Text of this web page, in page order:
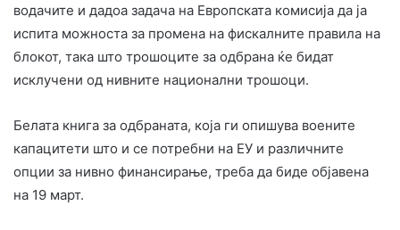
водачите и дадоа задача на Европската комисија да ја
испита можноста за промена на фискалните правила на
блокот, така што трошоците за одбрана ќе бидат
исклучени од нивните национални трошоци.
Белата книга за одбраната, која ги опишува воените
капацитети што и се потребни на ЕУ и различните
опции за нивно финансирање, треба да биде објавена
на 19 март.